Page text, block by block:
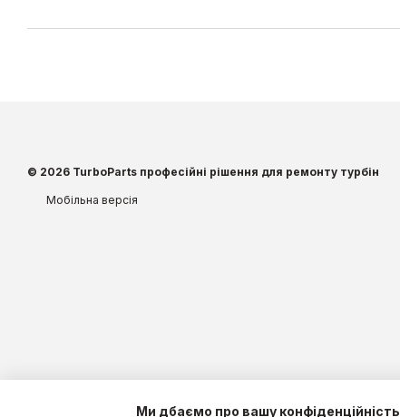
© 2026 TurboParts професійні рішення для ремонту турбін
Мобільна версія
Ми дбаємо про вашу конфіденційність